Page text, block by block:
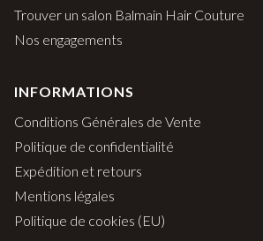
Trouver un salon Balmain Hair Couture
Nos engagements
INFORMATIONS
Conditions Générales de Vente
Politique de confidentialité
Expédition et retours
Mentions légales
Politique de cookies (EU)